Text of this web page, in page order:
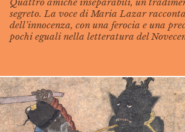
segreto. La voce di Maria Lazar
dell’innocenza, con una ferocia e una
pochi eguali nella letteratura del